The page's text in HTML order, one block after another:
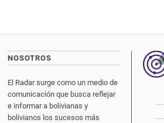
NOSOTROS
El Radar surge como un medio de
comunicación que busca reflejar
e informar a bolivianas y
bolivianos los sucesos más